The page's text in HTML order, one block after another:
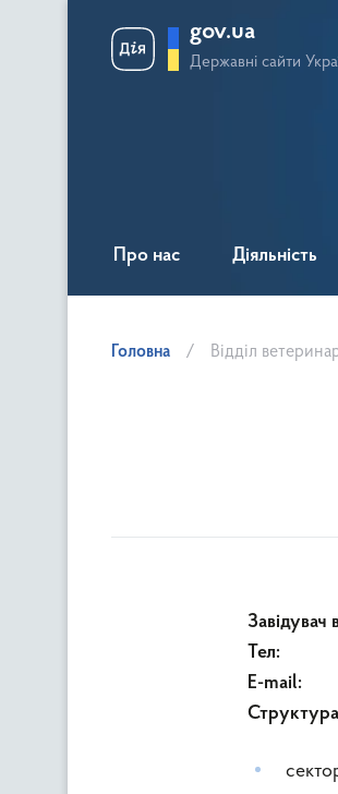
gov.ua
Державні сайти
Про нас Діяльність
Головна Відділ
Завідувач
Тел:
E-mail:
Структура